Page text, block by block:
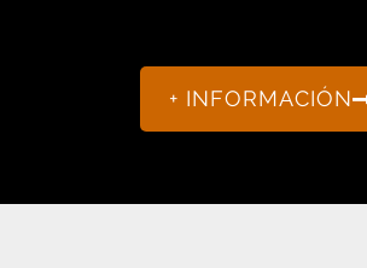
+ INFORMACIÓN